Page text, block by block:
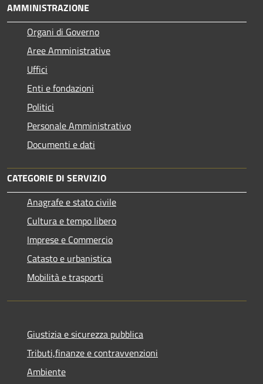
AMMINISTRAZIONE
Organi di Governo
Aree Amministrative
Uffici
Enti e fondazioni
Politici
Personale Amministrativo
Documenti e dati
CATEGORIE DI SERVIZIO
Anagrafe e stato civile
Cultura e tempo libero
Imprese e Commercio
Catasto e urbanistica
Mobilità e trasporti
Giustizia e sicurezza pubblica
Tributi,finanze e contravvenzioni
Ambiente